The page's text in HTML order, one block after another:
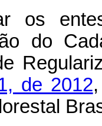
os
do
de 2012